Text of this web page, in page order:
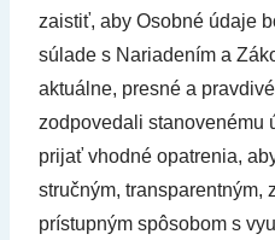
zaistiť, aby Osobné údaje
súlade s Nariadením a
aktuálne, presné a
zodpovedali stanovenému
prijať vhodné opatrenia,
stručným, transparentným,
prístupným spôsobom s